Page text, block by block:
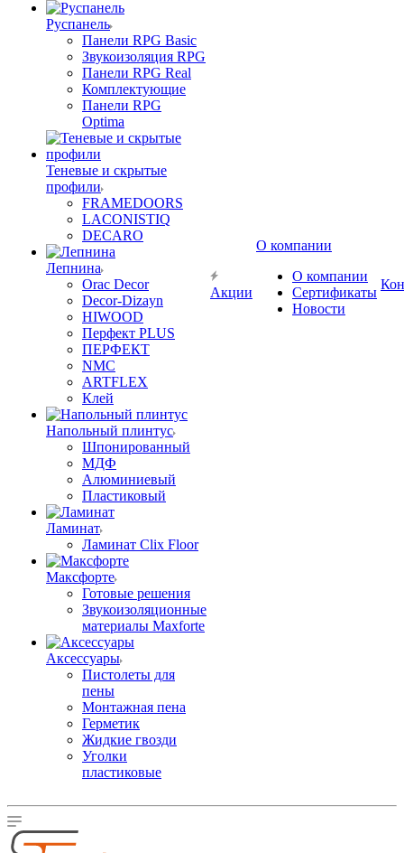
Руспанель
Панели RPG Basic
Звукоизоляция RPG
Панели RPG Real
Комплектующие
Панели RPG
Optima
Теневые и скрытые
профили
FRAMEDOORS
LACONISTIQ
DECARO
Лепнина
Orac Decor
Decor-Dizayn
HIWOOD
Перфект PLUS
ПЕРФЕКТ
NMC
ARTFLEX
Клей
Напольный плинтус
Шпонированный
МДФ
Алюминиевый
Пластиковый
Ламинат
Ламинат Clix Floor
Максфорте
Готовые решения
Звукоизоляционные
материалы Maxforte
Аксессуары
Пистолеты для
пены
Монтажная пена
Герметик
Жидкие гвозди
Уголки
пластиковые
Акции
О компании
О компании
Сертификаты
Новости